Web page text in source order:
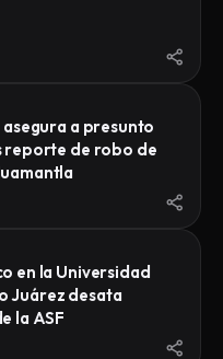
a presunto
reporte de robo de
en la Universidad
Juárez desata
la ASF